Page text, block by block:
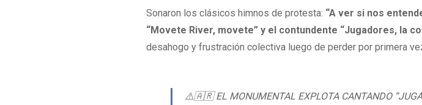
Sonaron los clásicos himnos de protesta: “A ver si nos
“Movete River, movete” y el contundente “Jugadores, la
desahogo y frustración colectiva luego de perder por primera
⚠️🇦🇷 EL MONUMENTAL EXPLOTA CANTANDO